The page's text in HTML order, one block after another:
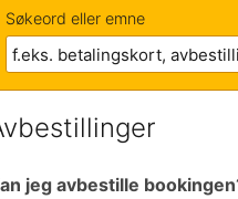
Søkeord eller emne
jeg avbestille